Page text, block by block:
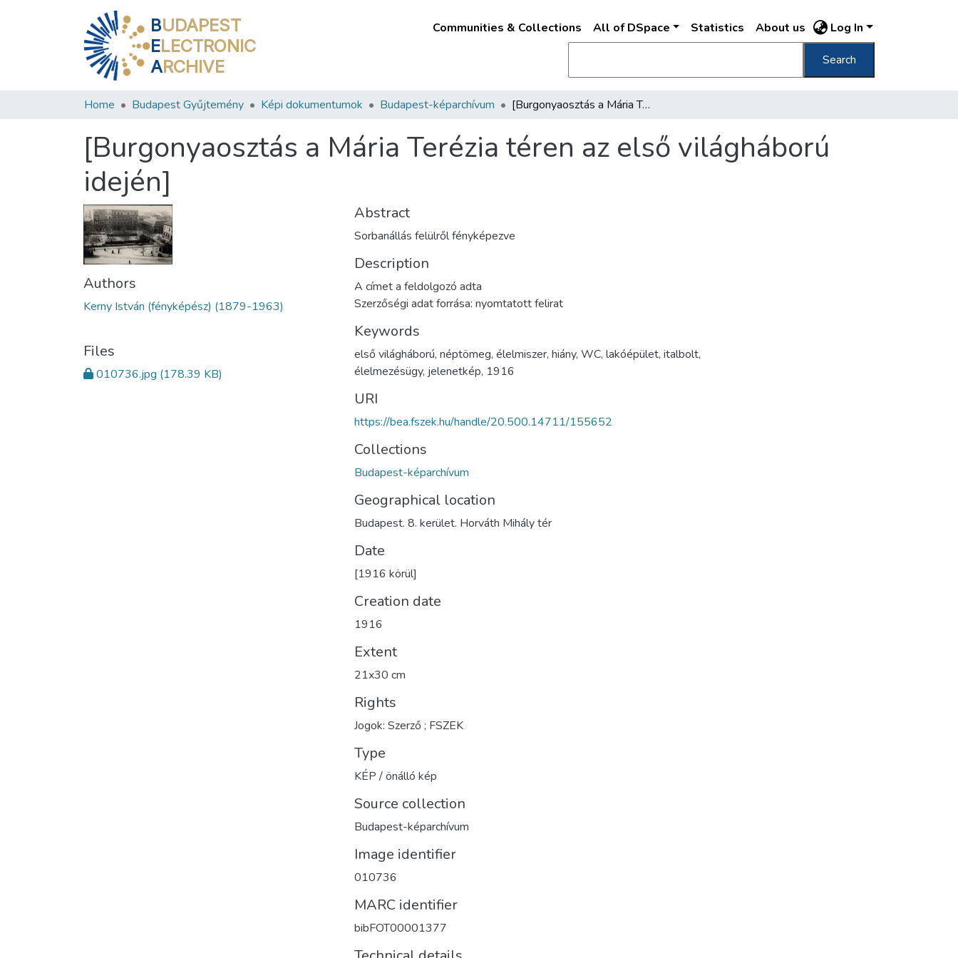
BUDAPEST
ELECTRONIC
ARCHIVE
Communities & Collections All of DSpace Statistics About us Log In
Search
Home Budapest Gyűjtemény Képi dokumentumok Budapest-képarchívum [Burgonyaosztás a Mária Terézia téren az első világháború idején]
[Burgonyaosztás a Mária Terézia téren az első világháború
idején]
Authors
Kerny István (fényképész) (1879-1963)
Files
010736.jpg (178.39 KB)
Abstract
Sorbanállás felülről fényképezve
Description
A címet a feldolgozó adta
Szerzőségi adat forrása: nyomtatott felirat
Keywords
első világháború, néptömeg, élelmiszer, hiány, WC, lakóépület, italbolt,
élelmezésügy, jelenetkép, 1916
URI
https://bea.fszek.hu/handle/20.500.14711/155652
Collections
Budapest-képarchívum
Geographical location
Budapest. 8. kerület. Horváth Mihály tér
Date
[1916 körül]
Creation date
1916
Extent
21x30 cm
Rights
Jogok: Szerző ; FSZEK
Type
KÉP / önálló kép
Source collection
Budapest-képarchívum
Image identifier
010736
MARC identifier
bibFOT00001377